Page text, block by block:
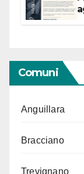
Comuni
Anguillara
Bracciano
Trevignano